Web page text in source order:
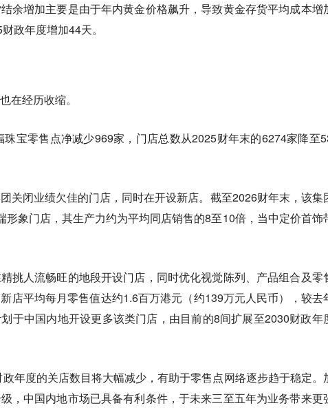
余增加主要是由于年内黄金价格飙升，导致黄金存货平均成本增
政年度增加44天。
在经历收缩。
宝零售点净减少969家，门店总数从2025财年末的6274家降至
关闭业绩欠佳的门店，同时在开设新店。截至2026财年末，该集
形象门店，其生产力约为平均同店销售的8至10倍，当中定价首饰
挑人流畅旺的地段开设门店，同时优化视觉陈列、产品组合及零
店平均每月零售值达约1.6百万港元（约139万元人民币），较去
于中国内地开设更多该类门店，由目前的8间扩展至2030财政年
年度的关店数目将大幅减少，有助于零售点网络逐步趋于稳定。
，中国内地市场已具备有利条件，于未来三至五年为业务带来更